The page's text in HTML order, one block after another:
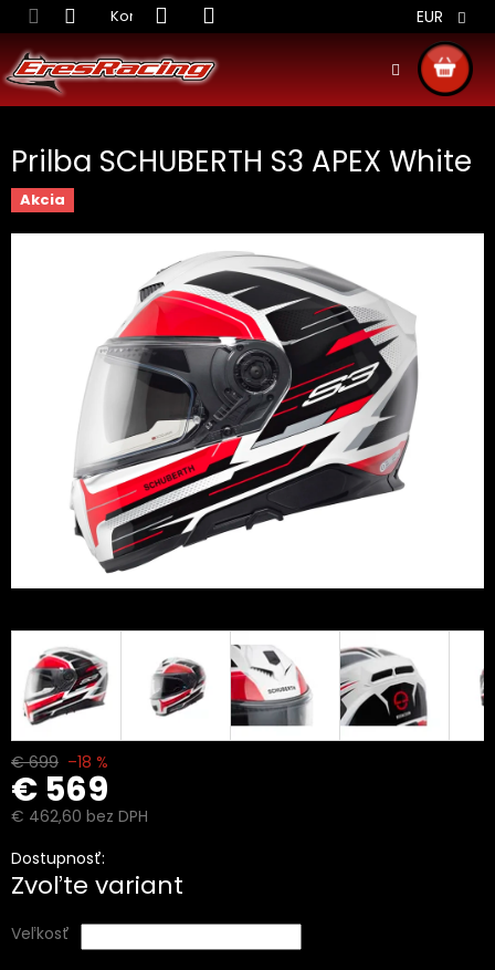
Prejsť
na
obsah
Kontakt Obchodné podmienky Doprava
EUR
KOŠÍK
Prilba SCHUBERTH S3 APEX White
Akcia
€ 699 –18 %
€ 569
€ 462,60 bez DPH
Jednotková
cena:
Dostupnosť:
Zvoľte variant
Veľkosť